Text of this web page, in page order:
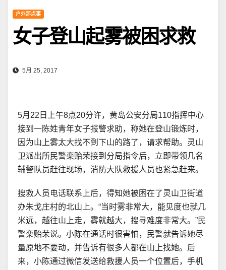
户外那点事
女子登山起雾被困求救
5月 25, 2017
5月22日上午8点20分许，黄岛公安分局110指挥中心
接到一陈姓青年女子报警求助，称她在登山锻炼时，
因为山上雾太大找不到下山的路了，请求帮助。灵山
卫派出所民警栾贻荣接到分局指令后，立即带领几名
辅警队员赶往现场，消防大队救援人员也紧急赶来。
搜救人员电话联系上后，得知她被困在了灵山卫街道
办朱戈庄村的北山上。“当时雾非常大，能见度也就几
米远，越往山上走，雾就越大，搜寻难度非常大。”民
警栾贻荣说。小陈在通话时很害怕，民警就告诉她尽
量原地不要动，并告诉有很多人都在山上找她。后
来，小陈通过微信发送给救援人员一个位置后，手机